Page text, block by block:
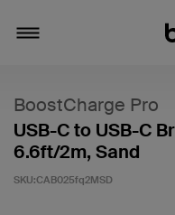
BoostCharge Pro
USB-C to USB-C
6.6ft/2m, Sand
SKU:CAB025fq2MSD